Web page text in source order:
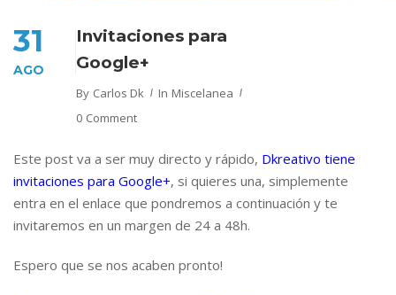
31
AGO
Invitaciones para
Google+
By Carlos Dk In Miscelanea
0 Comment
Este post va a ser muy directo y rápido, Dkreativo tiene
invitaciones para Google+, si quieres una, simplemente
entra en el enlace que pondremos a continuación y te
invitaremos en un margen de 24 a 48h.
Espero que se nos acaben pronto!